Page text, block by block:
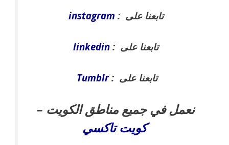
تابعنا على : instagram
تابعنا على : linkedin
تابعنا على :Tumblr
نعمل في جميع مناطق الكويت –
كويت تاكسي